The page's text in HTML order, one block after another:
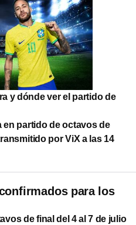
y dónde ver el partido de
en partido de octavos de
por ViX a las 14
para los
de final del 4 al 7 de julio